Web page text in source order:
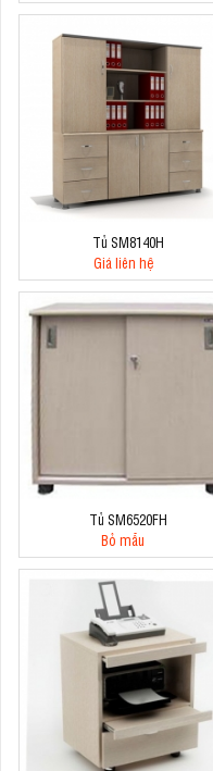
Tủ SM8140H
Giá liên hệ
Tủ SM6520FH
Bỏ mẫu